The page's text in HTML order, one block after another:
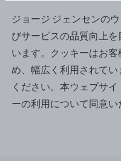
フュージョン コレクション
フュージョン
18Kローズゴールド, 18Kホワ
イヤモンド
ジョージ ジェンセンの
びサービスの品質向上
います。クッキーはお
め、幅広く利用されて
ください。本ウェブサ
ーの利用について同意い